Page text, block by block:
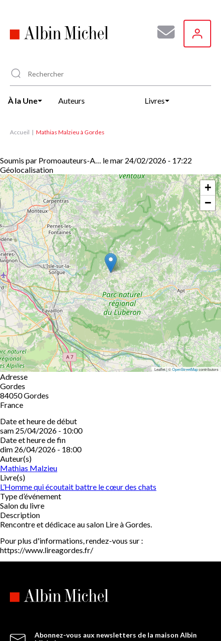
principal
À la Une Auteurs Livres
Accueil Mathias Malzieu à Gordes
Soumis par Promoauteurs-A… lemar 24/02/2026 - 17:22
Géolocalisation
+
−
Leaflet | ©OpenStreetMapcontributors
Adresse
Gordes
84050Gordes
France
Date et heure de début
sam 25/04/2026 - 10:00
Date et heure de fin
dim 26/04/2026 - 18:00
Auteur(s)
Mathias Malzieu
Livre(s)
L’Homme qui écoutait battre le cœur des chats
Type d’événement
Salon du livre
Description
Rencontre et dédicace au salon Lire à Gordes.
Pour plus d'informations, rendez-vous sur :
https://www.lireagordes.fr/
Abonnez-vous aux newsletters de la maison Albin